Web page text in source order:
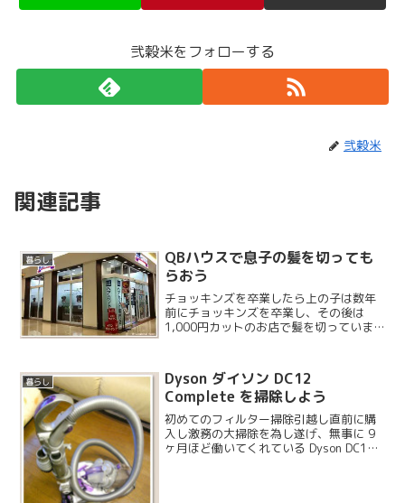
弐穀米をフォローする
弐穀米
関連記事
暮らし
QBハウスで息子の髪を切っても
らおう
チョッキンズを卒業したら上の子は数年
前にチョッキンズを卒業し、その後は
1,000円カットのお店で髪を切っていま
他にも2ヶ所くらい馴染みのお店がありま
す。昔は小学校の近...
暮らし
Dyson ダイソン DC12
Complete を掃除しよう
初めてのフィルター掃除引越し直前に購
入し激務の大掃除を為し遂げ、無事に 9
ヶ月ほど働いてくれている Dyson DC12